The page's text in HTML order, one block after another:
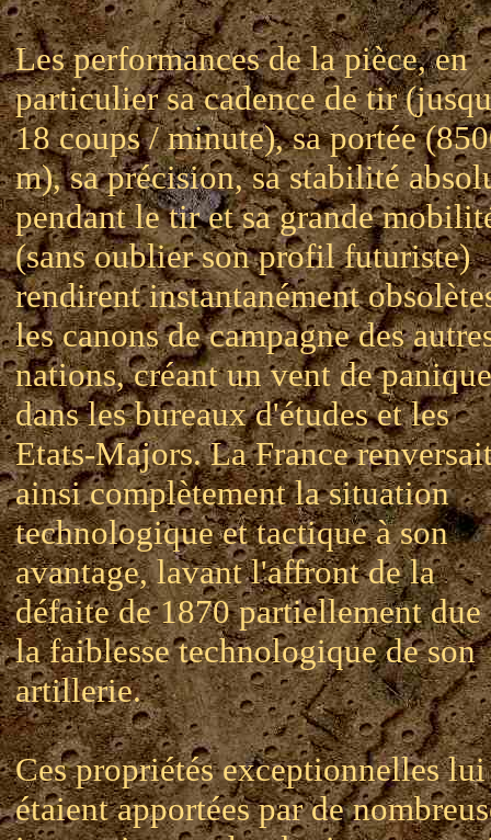
Les performances de la pièce, en
particulier sa cadence de tir
18 coups / minute), sa portée
m), sa précision, sa stabilité
pendant le tir et sa grande
(sans oublier son profil futuriste)
rendirent instantanément
les canons de campagne des
nations, créant un vent de panique
dans les bureaux d'études et les
Etats-Majors. La France
ainsi complètement la situation
technologique et tactique à son
avantage, lavant l'affront de la
défaite de 1870 partiellement due
la faiblesse technologique de son
artillerie.
Ces propriétés exceptionnelles lui
étaient apportées par de